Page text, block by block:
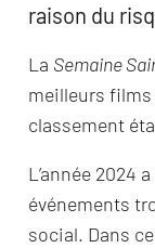
raison du
La Semaine
meilleurs
classement
L’année 2024
événements
social. Dans